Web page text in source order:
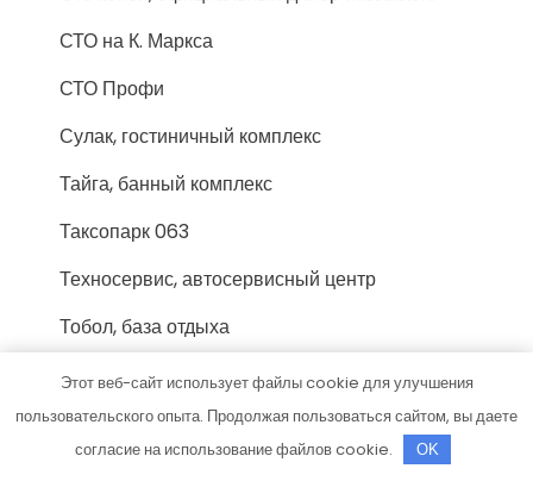
СТО на К. Маркса
СТО Профи
Сулак, гостиничный комплекс
Тайга, банный комплекс
Таксопарк 063
Техносервис, автосервисный центр
Тобол, база отдыха
Тонус, оздоровительный комплекс
Три кита, автокомплекс
Этот веб-сайт использует файлы cookie для улучшения
пользовательского опыта. Продолжая пользоваться сайтом, вы даете
согласие на использование файлов cookie.
OK